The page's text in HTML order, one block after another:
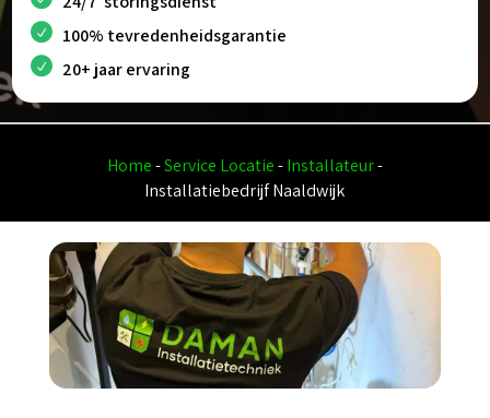
100% tevredenheidsgarantie
20+ jaar ervaring
Home-Service Locatie-Installateur-
Installatiebedrijf Naaldwijk